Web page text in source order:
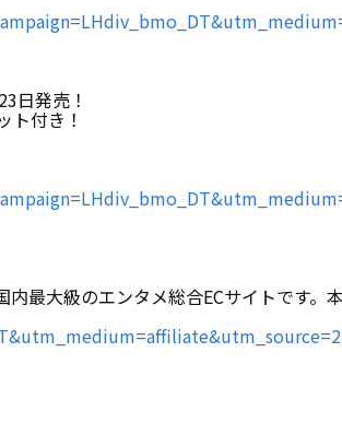
日発売！
ト付き！
最大級のエンタメ総合ECサイトです